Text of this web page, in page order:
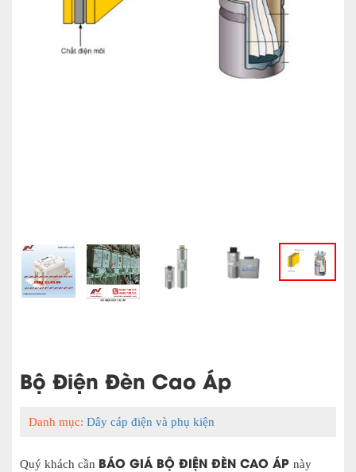
Bộ Điện Đèn Cao Áp
Danh mục: Dây cáp điện và phụ kiện
Quý khách cần BÁO GIÁ BỘ ĐIỆN ĐÈN CAO ÁP này